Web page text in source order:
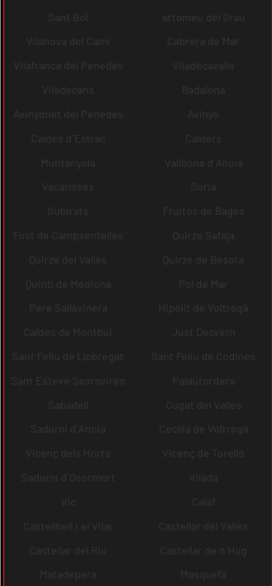
Sant Boi
artomeu del Grau
Vilanova del Camí
Cabrera de Mar
Vilafranca del Penedès
Viladecavalls
Viladecans
Badalona
Avinyonet del Penedès
Avinyó
Caldes d´Estrac
Calders
Muntanyola
Vallbona d´Anoia
Vacarisses
Súria
Subirats
Fruitós de Bages
Fost de Campsentelles
Quirze Safaja
Quirze del Vallès
Quirze de Besora
Quintí de Mediona
Pol de Mar
Pere Sallavinera
Hipòlit de Voltregà
Caldes de Montbui
Just Desvern
Sant Feliu de Llobregat
Sant Feliu de Codines
Sant Esteve Sesrovires
Palautordera
Sabadell
Cugat del Vallès
Sadurní d´Anoia
Cecília de Voltregà
Vicenç dels Horts
Vicenç de Torelló
Sadurní d´Osormort
Vilada
Vic
Calaf
Castellbell i el Vilar
Castellar del Vallès
Castellar del Riu
Castellar de n´Hug
Matadepera
Masquefa